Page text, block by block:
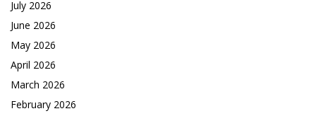
July 2026
June 2026
May 2026
April 2026
March 2026
February 2026